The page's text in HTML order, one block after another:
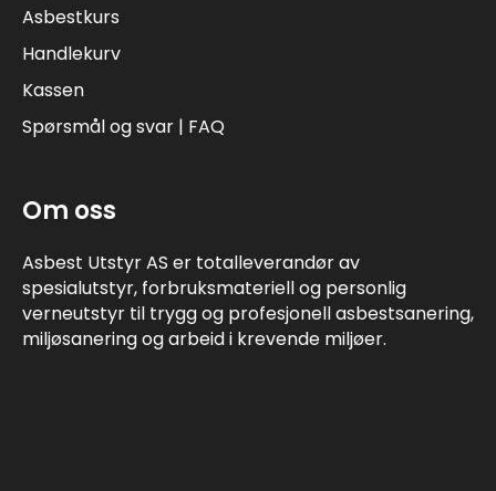
Asbestkurs
Handlekurv
Kassen
Spørsmål og svar | FAQ
Om oss
Asbest Utstyr AS er totalleverandør av
spesialutstyr, forbruksmateriell og personlig
verneutstyr til trygg og profesjonell asbestsanering,
miljøsanering og arbeid i krevende miljøer.